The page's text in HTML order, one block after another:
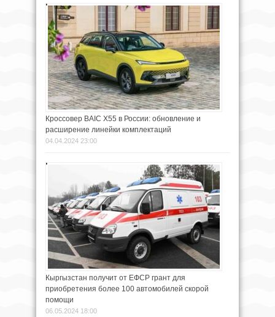
Кроссовер BAIC X55 в России: обновление и
расширение линейки комплектаций
04.04.2024 23:00
Кыргызстан получит от ЕФСР грант для
приобретения более 100 автомобилей скорой
помощи
06.05.2024 18:00